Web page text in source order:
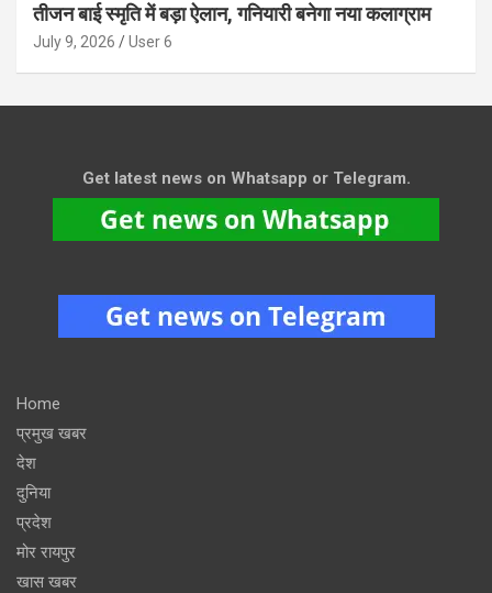
तीजन बाई स्मृति में बड़ा ऐलान, गनियारी बनेगा नया कलाग्राम
July 9, 2026 User 6
Get latest news on Whatsapp or Telegram.
Home
प्रमुख खबर
देश
दुनिया
प्रदेश
मोर रायपुर
खास खबर